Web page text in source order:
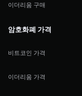
이더리움 구매
암호화폐 가격
비트코인 가격
이더리움 가격